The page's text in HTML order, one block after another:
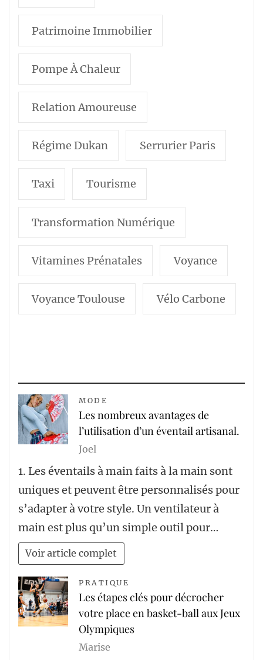
Patrimoine Immobilier
Pompe À Chaleur
Relation Amoureuse
Régime Dukan Serrurier Paris
Taxi Tourisme
Transformation Numérique
Vitamines Prénatales Voyance
Voyance Toulouse Vélo Carbone
MODE
Les nombreux avantages de
l’utilisation d’un éventail artisanal.
Joel
1. Les éventails à main faits à la main sont
uniques et peuvent être personnalisés pour
s’adapter à votre style. Un ventilateur à
main est plus qu’un simple outil pour…
Voir article complet
PRATIQUE
Les étapes clés pour décrocher
votre place en basket-ball aux Jeux
Olympiques
Marise